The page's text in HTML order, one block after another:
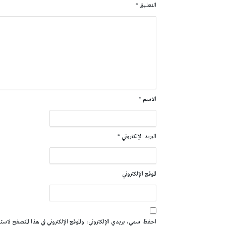
التعليق *
الاسم *
البريد الإلكتروني *
الموقع الإلكتروني
احفظ اسمي، بريدي الإلكتروني، والموقع الإلكتروني في هذا المتصفح